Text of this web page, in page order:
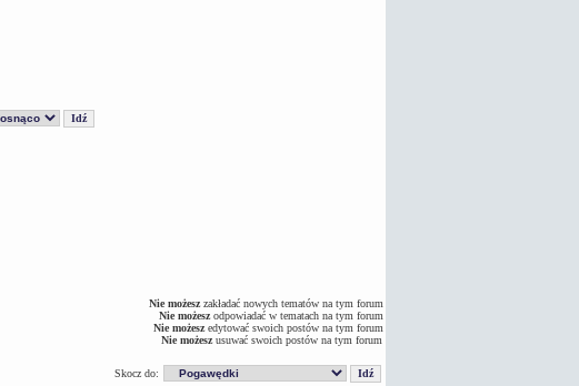
Nie możeszzakładać nowych tematów na tym forum
Nie możeszodpowiadać w tematach na tym forum
Nie możeszedytować swoich postów na tym forum
Nie możeszusuwać swoich postów na tym forum
Skocz do: